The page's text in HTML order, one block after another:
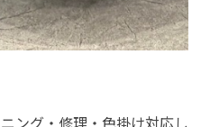
ング・修理・色掛け対応し